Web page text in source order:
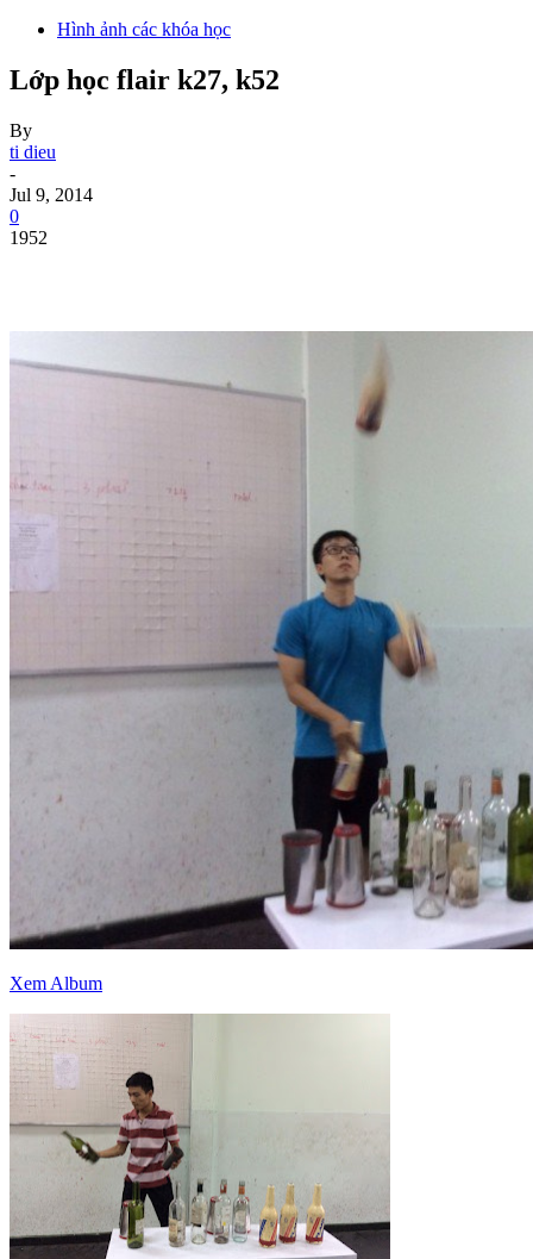
Hình ảnh các khóa học
Lớp học flair k27, k52
By
ti dieu
-
Jul 9, 2014
0
1952
Xem Album